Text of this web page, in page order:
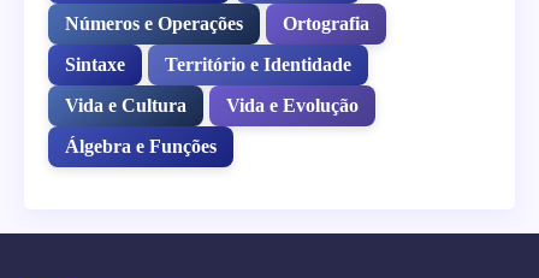
Números e Operações
Ortografia
Sintaxe
Território e Identidade
Vida e Cultura
Vida e Evolução
Álgebra e Funções